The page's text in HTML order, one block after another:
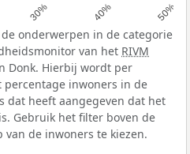
30% 40% 50%
onderwerpen in de categorie
van het RIVM
Donk. Hierbij wordt per
inwoners in de
dat heeft aangegeven dat het
Gebruik het filter boven de
de inwoners te kiezen.